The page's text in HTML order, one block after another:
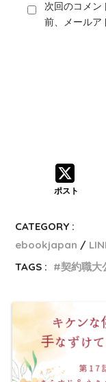
次回のコメン
前、メールア
ポスト
CATEGORY :
ebookjapan
TAGS :
契約職大